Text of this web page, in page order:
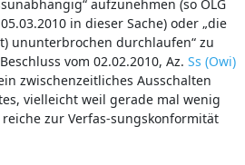
aufzunehmen (so OLG
in dieser Sache) oder „die
ununterbrochen durchlaufen“ zu
vom 02.02.2010, Az. Ss (Owi)
zwischenzeitliches Ausschalten
vielleicht weil gerade mal wenig
zur Verfas-sungskonformität